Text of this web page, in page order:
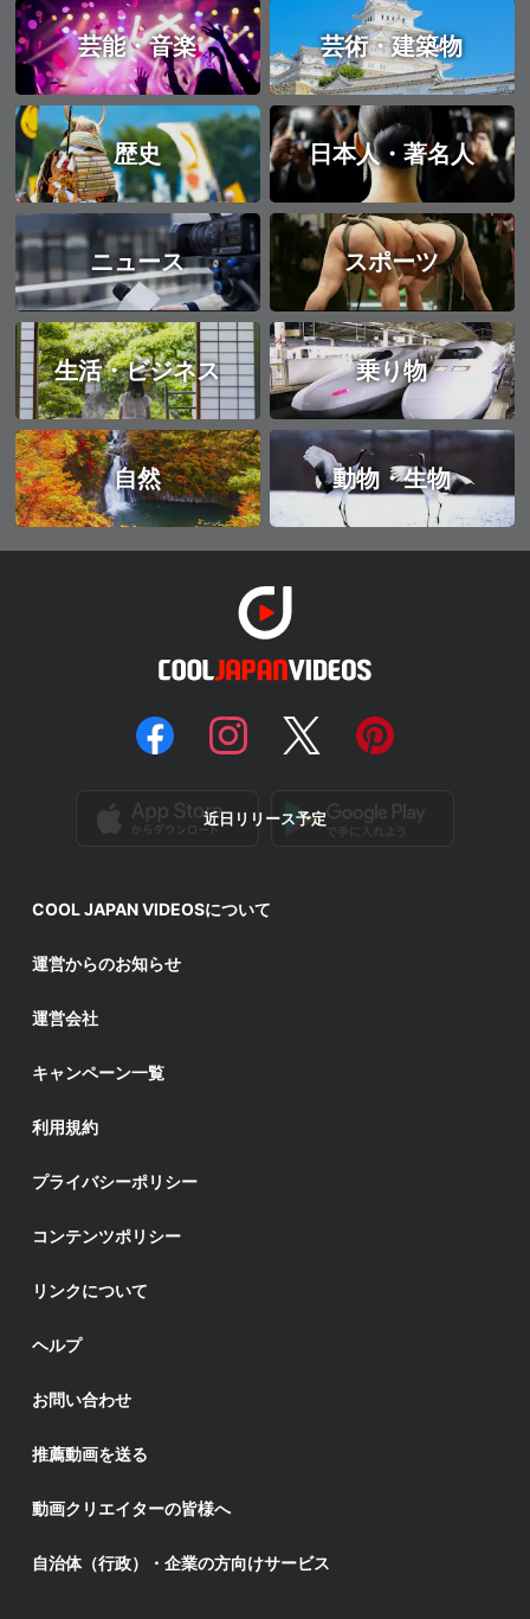
芸能・音楽 芸術・建築物
歴史 日本人・著名人
ニュース スポーツ
生活・ビジネス 乗り物
自然 動物・生物
近日リリース予定
COOL JAPAN VIDEOSについて
運営からのお知らせ
運営会社
キャンペーン一覧
利用規約
プライバシーポリシー
コンテンツポリシー
リンクについて
ヘルプ
お問い合わせ
推薦動画を送る
動画クリエイターの皆様へ
自治体（行政）・企業の方向けサービス